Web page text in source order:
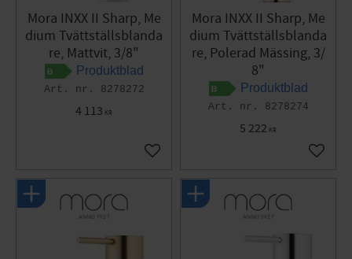
Mora INXX II Sharp, Me
dium Tvättställsblanda
re, Mattvit, 3/8"
Produktblad
8278272
4 113 KR
Lägg till i favoriter
Mora INXX II Sharp, Me
dium Tvättställsblanda
re, Polerad Mässing, 3/
8"
Produktblad
8278274
5 222 KR
Lägg